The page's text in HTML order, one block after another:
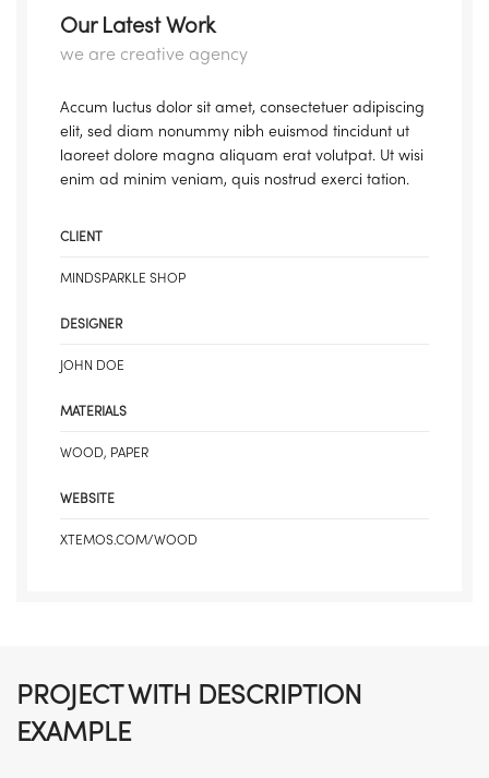
Our Latest Work
we are creative agency
Accum luctus dolor sit amet, consectetuer adipiscing
elit, sed diam nonummy nibh euismod tincidunt ut
laoreet dolore magna aliquam erat volutpat. Ut wisi
enim ad minim veniam, quis nostrud exerci tation.
CLIENT
MINDSPARKLE SHOP
DESIGNER
JOHN DOE
MATERIALS
WOOD, PAPER
WEBSITE
XTEMOS.COM/WOOD
PROJECT WITH DESCRIPTION
EXAMPLE